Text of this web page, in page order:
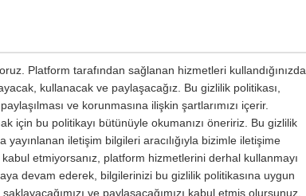
Platform tarafından sağlanan hizmetleri kullandığınızda,
kullanacak ve paylaşacağız. Bu gizlilik politikası,
ve korunmasına ilişkin şartlarımızı içerir.
için bu politikayı bütünüyle okumanızı öneririz. Bu gizlilik
iletişim bilgileri aracılığıyla bizimle iletişime
etmiyorsanız, platform hizmetlerini derhal kullanmayı
devam ederek, bilgilerinizi bu gizlilik politikasına uygun
ve paylaşacağımızı kabul etmiş olursunuz.